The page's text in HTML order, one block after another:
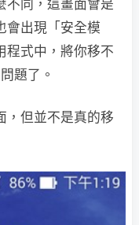
不同，這畫面會是
會出現「安全模
程式中，將你移不
題了。
，但並不是真的移